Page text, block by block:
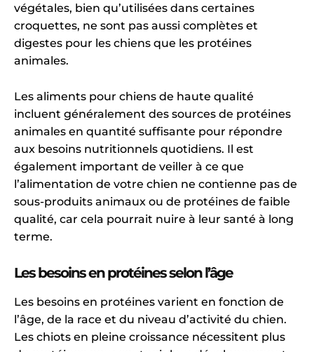
végétales, bien qu’utilisées dans certaines
croquettes, ne sont pas aussi complètes et
digestes pour les chiens que les protéines
animales.
Les aliments pour chiens de haute qualité
incluent généralement des sources de protéines
animales en quantité suffisante pour répondre
aux besoins nutritionnels quotidiens. Il est
également important de veiller à ce que
l’alimentation de votre chien ne contienne pas de
sous-produits animaux ou de protéines de faible
qualité, car cela pourrait nuire à leur santé à long
terme.
Les besoins en protéines selon l’âge
Les besoins en protéines varient en fonction de
l’âge, de la race et du niveau d’activité du chien.
Les chiots en pleine croissance nécessitent plus